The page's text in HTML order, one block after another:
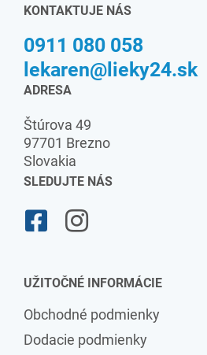
KONTAKTUJE NÁS
0911 080 058
lekaren@lieky24.sk
ADRESA
Štúrova 49
97701 Brezno
Slovakia
SLEDUJTE NÁS
UŽITOČNÉ INFORMÁCIE
Obchodné podmienky
Dodacie podmienky